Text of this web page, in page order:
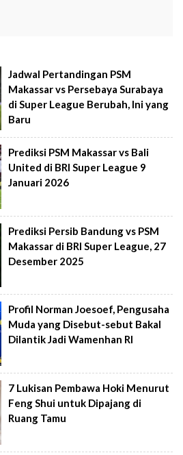
Jadwal Pertandingan PSM
Makassar vs Persebaya Surabaya
di Super League Berubah, Ini yang
Baru
Prediksi PSM Makassar vs Bali
United di BRI Super League 9
Januari 2026
Prediksi Persib Bandung vs PSM
Makassar di BRI Super League, 27
Desember 2025
Profil Norman Joesoef, Pengusaha
Muda yang Disebut-sebut Bakal
Dilantik Jadi Wamenhan RI
7 Lukisan Pembawa Hoki Menurut
Feng Shui untuk Dipajang di
Ruang Tamu